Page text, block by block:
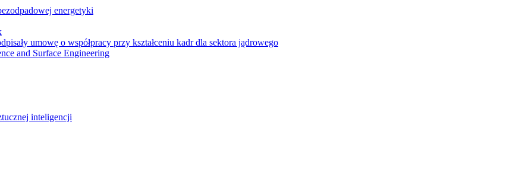
energetyki
umowę o współpracy przy kształceniu kadr dla sektora jądrowego
and Surface Engineering
inteligencji